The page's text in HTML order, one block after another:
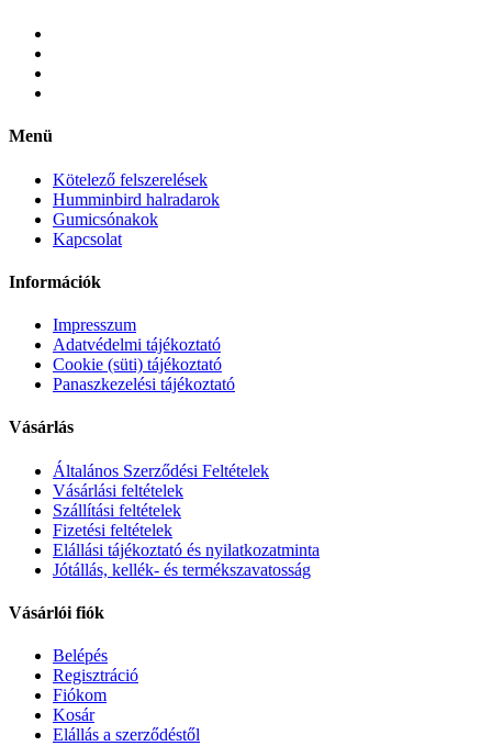
Menü
Kötelező felszerelések
Humminbird halradarok
Gumicsónakok
Kapcsolat
Információk
Impresszum
Adatvédelmi tájékoztató
Cookie (süti) tájékoztató
Panaszkezelési tájékoztató
Vásárlás
Általános Szerződési Feltételek
Vásárlási feltételek
Szállítási feltételek
Fizetési feltételek
Elállási tájékoztató és nyilatkozatminta
Jótállás, kellék- és termékszavatosság
Vásárlói fiók
Belépés
Regisztráció
Fiókom
Kosár
Elállás a szerződéstől